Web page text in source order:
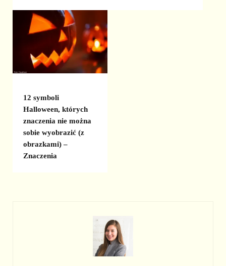
12 symboli
Halloween, których
znaczenia nie można
sobie wyobrazić (z
obrazkami) –
Znaczenia